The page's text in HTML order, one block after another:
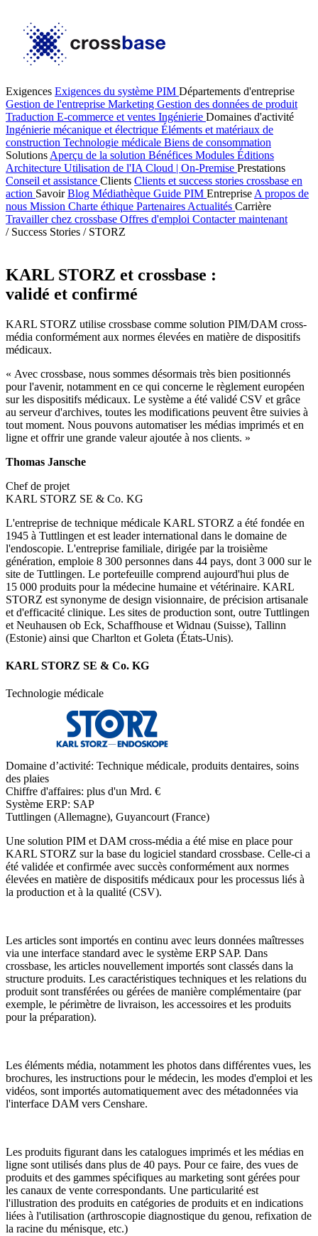
Exigences Exigences du système PIM Départements d'entreprise
Gestion de l'entreprise Marketing Gestion des données de produit
Traduction E-commerce et ventes Ingénierie Domaines d'activité
Ingénierie mécanique et électrique Éléments et matériaux de
construction Technologie médicale Biens de consommation
Solutions Aperçu de la solution Bénéfices Modules Éditions
Architecture Utilisation de l'IA Cloud | On-Premise Prestations
Conseil et assistance Clients Clients et success stories crossbase en
action SavoirBlog Médiathèque Guide PIM Entreprise A propos de
nous Mission Charte éthique Partenaires Actualités Carrière
Travailler chez crossbase Offres d'emploi Contacter maintenant
/ Success Stories / STORZ
KARL STORZ et crossbase :
validé et confirmé
KARL STORZ utilise crossbase comme solution PIM/DAM cross-
média conformément aux normes élevées en matière de dispositifs
médicaux.
« Avec crossbase, nous sommes désormais très bien positionnés
pour l'avenir, notamment en ce qui concerne le règlement européen
sur les dispositifs médicaux. Le système a été validé CSV et grâce
au serveur d'archives, toutes les modifications peuvent être suivies à
tout moment. Nous pouvons automatiser les médias imprimés et en
ligne et offrir une grande valeur ajoutée à nos clients. »
Thomas Jansche
Chef de projet
KARL STORZ SE & Co. KG
L'entreprise de technique médicale KARL STORZ a été fondée en
1945 à Tuttlingen et est leader international dans le domaine de
l'endoscopie. L'entreprise familiale, dirigée par la troisième
génération, emploie 8 300 personnes dans 44 pays, dont 3 000 sur le
site de Tuttlingen. Le portefeuille comprend aujourd'hui plus de
15 000 produits pour la médecine humaine et vétérinaire. KARL
STORZ est synonyme de design visionnaire, de précision artisanale
et d'efficacité clinique. Les sites de production sont, outre Tuttlingen
et Neuhausen ob Eck, Schaffhouse et Widnau (Suisse), Tallinn
(Estonie) ainsi que Charlton et Goleta (États-Unis).
KARL STORZ SE & Co. KG
Technologie médicale
Domaine d’activité: Technique médicale, produits dentaires, soins
des plaies
Chiffre d'affaires: plus d'un Mrd. €
Système ERP: SAP
Tuttlingen (Allemagne), Guyancourt (France)
Une solution PIM et DAM cross-média a été mise en place pour
KARL STORZ sur la base du logiciel standard crossbase. Celle-ci a
été validée et confirmée avec succès conformément aux normes
élevées en matière de dispositifs médicaux pour les processus liés à
la production et à la qualité (CSV).
Les articles sont importés en continu avec leurs données maîtresses
via une interface standard avec le système ERP SAP. Dans
crossbase, les articles nouvellement importés sont classés dans la
structure produits. Les caractéristiques techniques et les relations du
produit sont transférées ou gérées de manière complémentaire (par
exemple, le périmètre de livraison, les accessoires et les produits
pour la préparation).
Les éléments média, notamment les photos dans différentes vues, les
brochures, les instructions pour le médecin, les modes d'emploi et les
vidéos, sont importés automatiquement avec des métadonnées via
l'interface DAM vers Censhare.
Les produits figurant dans les catalogues imprimés et les médias en
ligne sont utilisés dans plus de 40 pays. Pour ce faire, des vues de
produits et des gammes spécifiques au marketing sont gérées pour
les canaux de vente correspondants. Une particularité est
l'illustration des produits en catégories de produits et en indications
liées à l'utilisation (arthroscopie diagnostique du genou, refixation de
la racine du ménisque, etc.)